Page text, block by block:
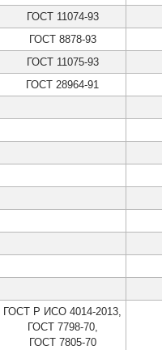
ГОСТ 11074-93
ГОСТ 8878-93
ГОСТ 11075-93
ГОСТ 28964-91
ГОСТ Р ИСО 4014-2013,
ГОСТ 7798-70,
ГОСТ 7805-70